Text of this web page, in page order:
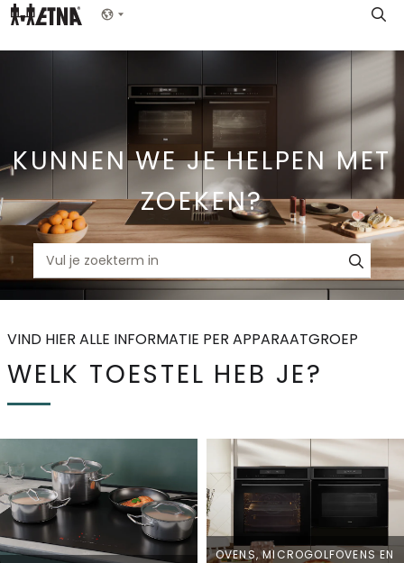
Skip
Show menu
KUNNEN WE JE HELPEN MET
ZOEKEN?
VIND HIER ALLE INFORMATIE PER APPARAATGROEP
WELK TOESTEL HEB JE?
OVENS, MICROGOLFOVENS EN